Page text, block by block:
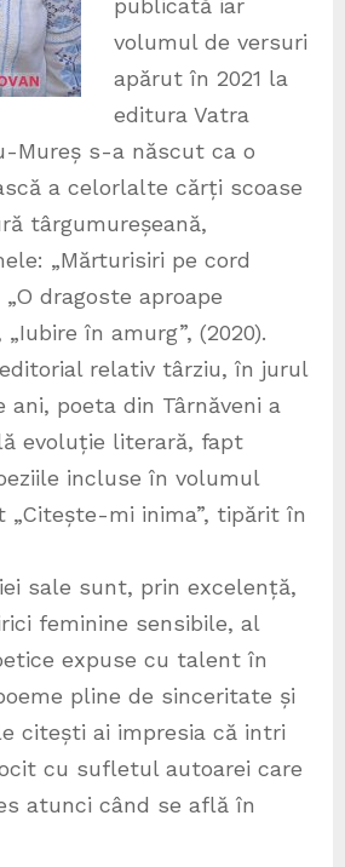
publicată iar
volumul de versuri
apărut în 2021 la
editura Vatra
Mureș s-a născut ca o
a celorlalte cărți scoase
târgumureșeană,
„Mărturisiri pe cord
„O dragoste aproape
„Iubire în amurg”, (2020).
relativ târziu, în jurul
ani, poeta din Târnăveni a
evoluție literară, fapt
incluse în volumul
mi inima”, tipărit în
sale sunt, prin excelență,
feminine sensibile, al
expuse cu talent în
pline de sinceritate și
citești ai impresia că intri
cu sufletul autoarei care
atunci când se află în